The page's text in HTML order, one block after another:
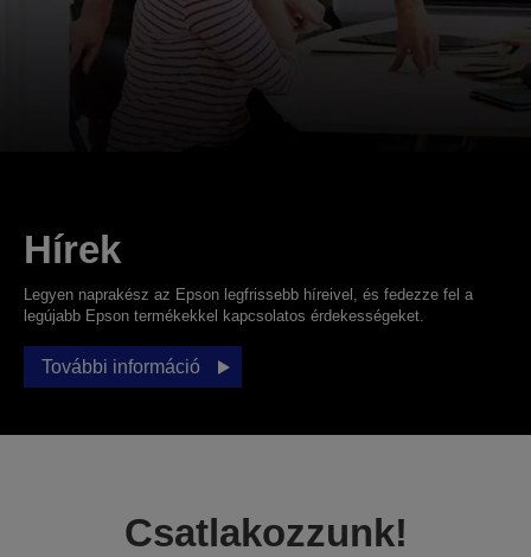
Hírek
Legyen naprakész az Epson legfrissebb híreivel, és fedezze fel a
legújabb Epson termékekkel kapcsolatos érdekességeket.
További információ
Csatlakozzunk!